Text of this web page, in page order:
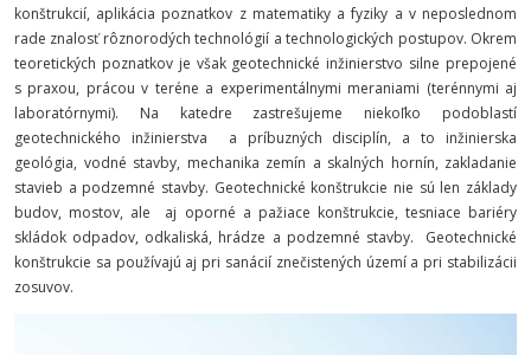
konštrukcií, aplikácia poznatkov z matematiky a fyziky a v neposlednom
rade znalosť rôznorodých technológií a technologických postupov. Okrem
teoretických poznatkov je však geotechnické inžinierstvo silne prepojené
s praxou, prácou v teréne a experimentálnymi meraniami (terénnymi aj
laboratórnymi). Na katedre zastrešujeme niekoľko podoblastí
geotechnického inžinierstva a príbuzných disciplín, a to inžinierska
geológia, vodné stavby, mechanika zemín a skalných hornín, zakladanie
stavieb a podzemné stavby. Geotechnické konštrukcie nie sú len základy
budov, mostov, ale aj oporné a pažiace konštrukcie, tesniace bariéry
skládok odpadov, odkaliská, hrádze a podzemné stavby. Geotechnické
konštrukcie sa používajú aj pri sanácií znečistených území a pri stabilizácii
zosuvov.